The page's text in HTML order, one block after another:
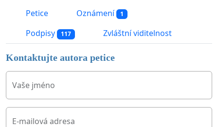
Petice Oznámení 1
Podpisy 117 Zvláštní viditelnost
Kontaktujte autora petice
Vaše jméno
E-mailová adresa